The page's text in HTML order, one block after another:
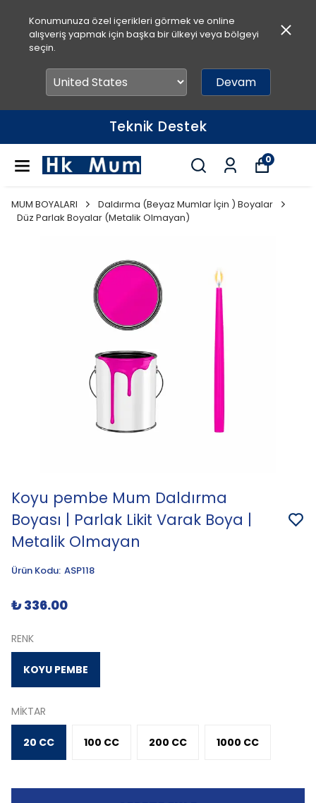
Konumunuza özel içerikleri görmek ve online
alışveriş yapmak için başka bir ülkeyi veya bölgeyi
seçin.
Devam
Teknik Destek
0
MUM BOYALARI
Daldırma (Beyaz Mumlar İçin ) Boyalar
Düz Parlak Boyalar (Metalik Olmayan)
Koyu pembe Mum Daldırma
Boyası | Parlak Likit Varak Boya |
Metalik Olmayan
Ürün Kodu: ASP118
₺ 336.00
RENK
KOYU PEMBE
MİKTAR
20 CC 100 CC 200 CC 1000 CC